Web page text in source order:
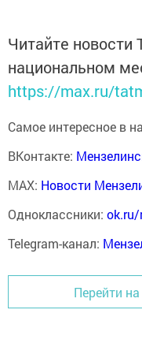
Читайте новости
национальном
https://max.ru/
Самое интересное в
ВКонтакте:
MAX: Новости
Одноклассники: ok.ru/
Telegram-канал:
Перейти